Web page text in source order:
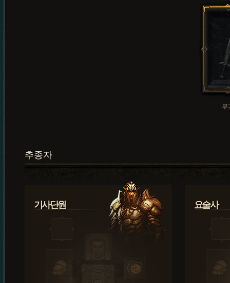
무
추종자
기사단원 요술사